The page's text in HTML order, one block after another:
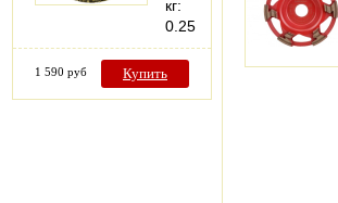
кг:
0.25
1 590 руб Купить